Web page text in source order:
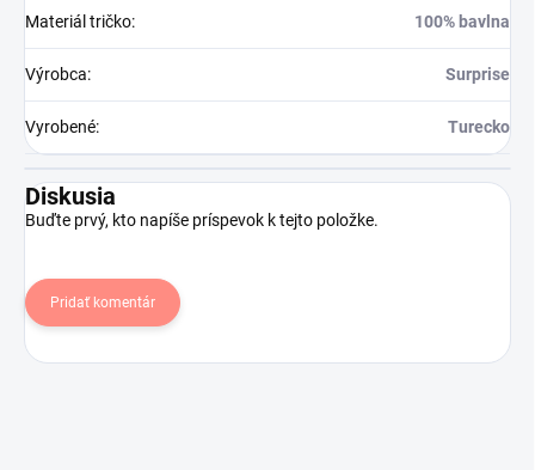
Materiál tričko: 100% bavlna
Výrobca: Surprise
Vyrobené: Turecko
Diskusia
Buďte prvý, kto napíše príspevok k tejto položke.
Pridať komentár